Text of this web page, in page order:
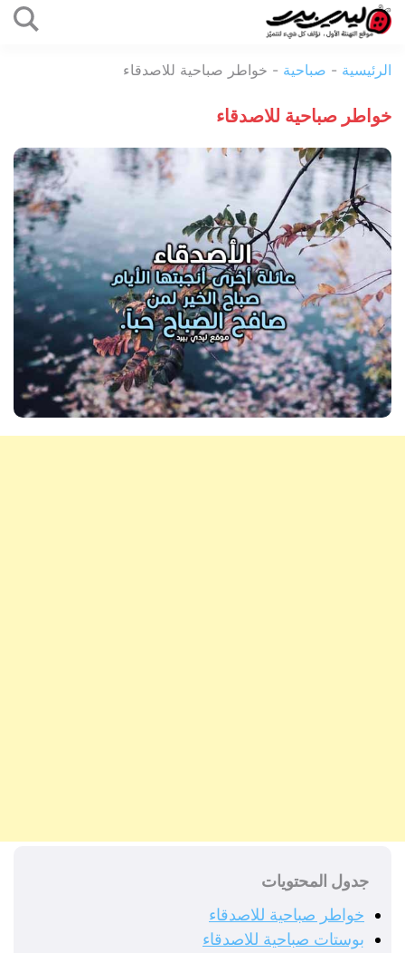
المحتوى
بيرد
الرئيسية - صباحية - خواطر صباحية للاصدقاء
خواطر صباحية للاصدقاء
جدول المحتويات
خواطر صباحية للاصدقاء
بوستات صباحية للاصدقاء